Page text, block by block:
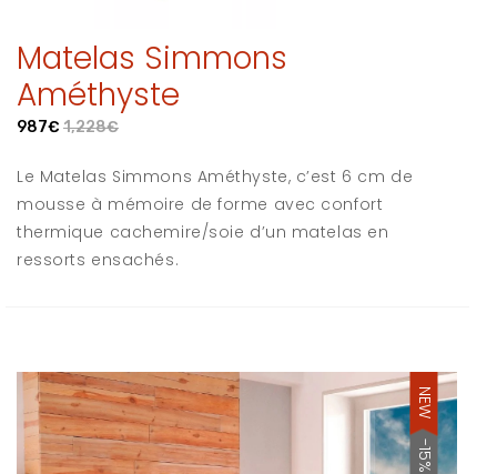
Matelas Simmons
Améthyste
987€ 1,228€
Le Matelas Simmons Améthyste, c’est 6 cm de
mousse à mémoire de forme avec confort
thermique cachemire/soie d’un matelas en
ressorts ensachés.
NEW
-15%